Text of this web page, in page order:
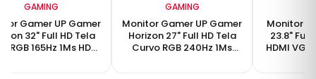
GAMING
Gamer UP Gamer
32" Full HD Tela
RGB 165Hz 1Ms HDMI
GAMING
Monitor Gamer UP Gamer
Horizon 27" Full HD Tela
Curvo RGB 240Hz 1Ms
HZ27VA240BK
Monitor
23.8" Full
HDMI VGA